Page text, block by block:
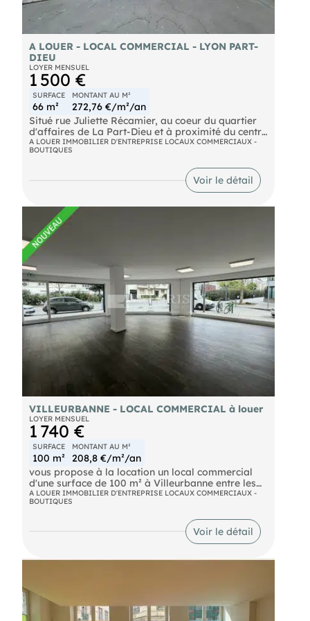
A LOUER - LOCAL COMMERCIAL - LYON PART-
DIEU
LOYER MENSUEL
1 500 €
SURFACE
66 m²
MONTANT AU M²
272,76 €/m²/an
Situé rue Juliette Récamier, au coeur du quartier
d'affaires de La Part-Dieu et à proximité du centre
commercial, local commercial d'environ 66 m²
proposé en location pure. Libre de suite, idéal
pour de nombreuses activités. À visiter sans
A LOUER IMMOBILIER D'ENTREPRISE LOCAUX COMMERCIAUX -
BOUTIQUES
Voir le détail
VILLEURBANNE - LOCAL COMMERCIAL à louer
LOYER MENSUEL
1 740 €
SURFACE
100 m²
MONTANT AU M²
208,8 €/m²/an
vous propose à la location un local commercial
d'une surface de 100 m² à Villeurbanne entre les
quartiers Gratte-Ciel et Cusset.
Ce local en angle de rue, à proximité immédiate
du métro Flachet, bénéficie d'un emplacement
environnement dynamique et commerçant, il est
mètres.
Contactez nous dès maintenant pour organiser
A LOUER IMMOBILIER D'ENTREPRISE LOCAUX COMMERCIAUX -
BOUTIQUES
Voir le détail